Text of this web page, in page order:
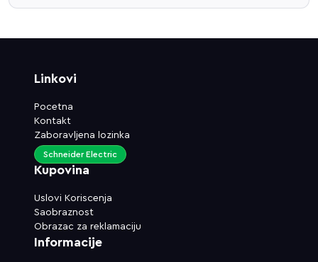
Linkovi
Pocetna
Kontakt
Zaboravljena lozinka
Kupovina
Uslovi Koriscenja
Saobraznost
Obrazac za reklamaciju
Schneider Electric
Informacije